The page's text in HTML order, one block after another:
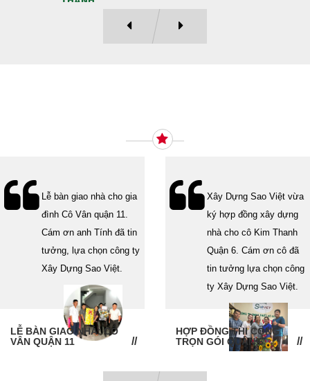
Lễ bàn giao nhà cho gia
đình Cô Vân quận 11.
Cám ơn anh Tính đã tin
tưởng, lựa chọn công ty
Xây Dựng Sao Việt.
LỄ BÀN GIAO NHÀ: CÔ
VÂN QUẬN 11
Xây Dựng Sao Việt vừa
ký hợp đồng xây dựng
nhà cho cô Kim Thanh
Quận 6. Cám ơn cô đã
tin tưởng lựa chọn công
ty Xây Dựng Sao Việt.
HỢP ĐỒNG THI CÔNG
TRỌN GÓI QUẬN 6